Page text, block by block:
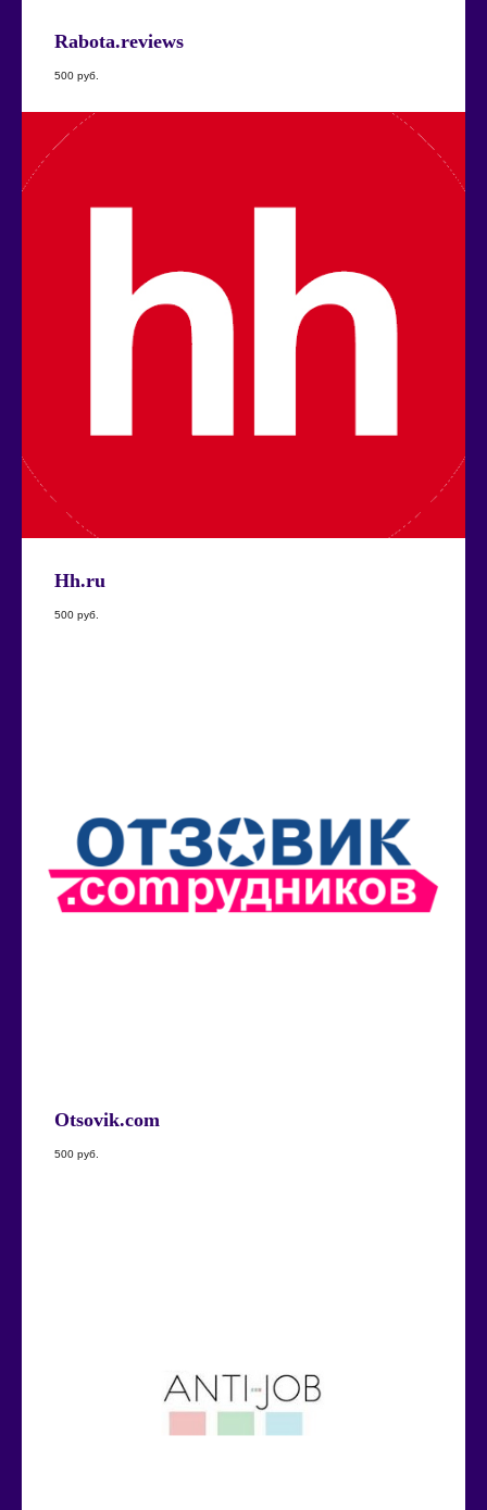
Rabota.reviews
500 руб.
Hh.ru
500 руб.
Otsovik.com
500 руб.